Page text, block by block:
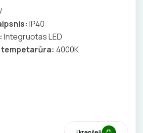
KIŠTUKAI
JUOSTOS
DĖŽUTĖS
NAMAI
plokštės
IP40
Integruotas LED
4000K